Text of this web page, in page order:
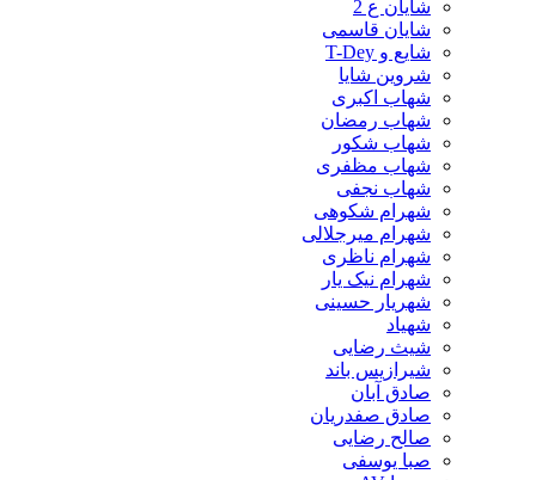
شایان ع 2
شایان قاسمی
شایع و T-Dey
شروین شایا
شهاب اکبری
شهاب رمضان
شهاب شکور
شهاب مظفری
شهاب نجفی
شهرام شکوهی
شهرام میرجلالی
شهرام ناظری
شهرام نیک یار
شهریار حسینی
شهیاد
شیث رضایی
شیرازیس باند
صادق آبان
صادق صفدریان
صالح رضایی
صبا یوسفی